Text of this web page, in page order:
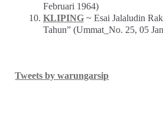
Februari 1964)
KLIPING~ Esai Jalaludin
Tahun” (Ummat_No. 25, 05
Tweets by warungarsip